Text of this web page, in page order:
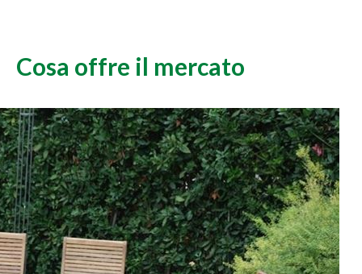
Cosa offre il mercato